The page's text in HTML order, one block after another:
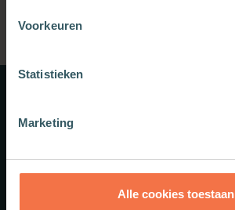
Voorkeuren
Statistieken
Marketing
Alle cookies toestaan